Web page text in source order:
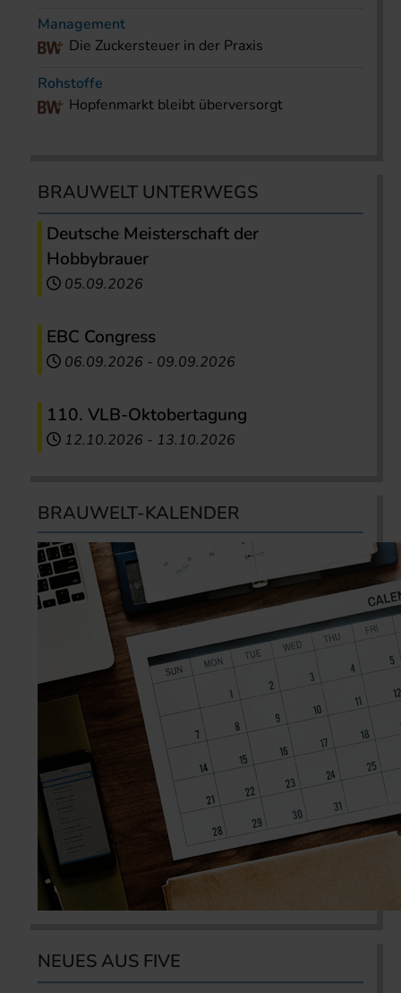
Management
Die Zuckersteuer in der Praxis
Rohstoffe
Hopfenmarkt bleibt überversorgt
BRAUWELT UNTERWEGS
Deutsche Meisterschaft der
Hobbybrauer
05.09.2026
EBC Congress
06.09.2026 - 09.09.2026
110. VLB-Oktobertagung
12.10.2026 - 13.10.2026
BRAUWELT-KALENDER
NEUES AUS FIVE